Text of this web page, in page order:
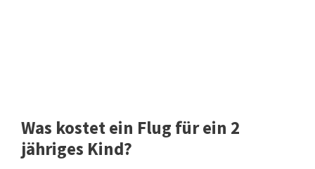
Was kostet ein Flug für ein 2
jähriges Kind?